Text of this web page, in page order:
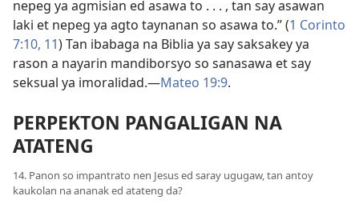
nepeg ya agmisian ed asawa to . . . , tan say asawan
laki et nepeg ya agto taynanan so asawa to.” (1 Corinto
7:10, 11) Tan ibabaga na Biblia ya say saksakey ya
rason a nayarin mandiborsyo so sanasawa et say
seksual ya imoralidad.​—Mateo 19:9.
PERPEKTON PANGALIGAN NA
ATATENG
14. Panon so impantrato nen Jesus ed saray ugugaw, tan antoy
kaukolan na ananak ed atateng da?